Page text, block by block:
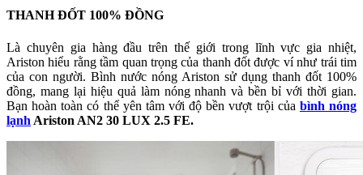
THANH ĐỐT 100% ĐỒNG
Là chuyên gia hàng đầu trên thế giới trong lĩnh vực gia nhiệt,
Ariston hiểu rằng tầm quan trọng của thanh đốt được ví như trái tim
của con người. Bình nước nóng Ariston sử dụng thanh đốt 100%
đồng, mang lại hiệu quả làm nóng nhanh và bền bỉ với thời gian.
Bạn hoàn toàn có thể yên tâm với độ bền vượt trội của bình nóng
lạnh Ariston AN2 30 LUX 2.5 FE.